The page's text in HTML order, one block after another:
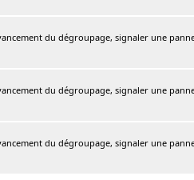
du dégroupage, signaler une
du dégroupage, signaler une
du dégroupage, signaler une